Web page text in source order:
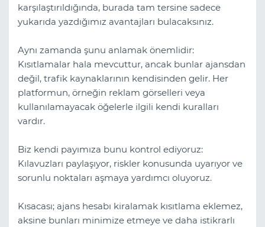
karşılaştırıldığında, burada tam tersine sadece
yukarıda yazdığımız avantajları bulacaksınız.
Aynı zamanda şunu anlamak önemlidir:
Kısıtlamalar hala mevcuttur, ancak bunlar ajansdan
değil, trafik kaynaklarının kendisinden gelir. Her
platformun, örneğin reklam görselleri veya
kullanılamayacak öğelerle ilgili kendi kuralları
vardır.
Biz kendi payımıza bunu kontrol ediyoruz:
Kılavuzları paylaşıyor, riskler konusunda uyarıyor ve
sorunlu noktaları aşmaya yardımcı oluyoruz.
Kısacası; ajans hesabı kiralamak kısıtlama eklemez,
aksine bunları minimize etmeye ve daha istikrarlı